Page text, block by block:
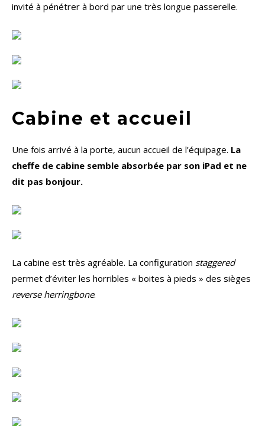
invité à pénétrer à bord par une très longue passerelle.
Cabine et accueil
Une fois arrivé à la porte, aucun accueil de l’équipage. La
cheffe de cabine semble absorbée par son iPad et ne
dit pas bonjour.
La cabine est très agréable. La configuration staggered
permet d’éviter les horribles « boites à pieds » des sièges
reverse herringbone.